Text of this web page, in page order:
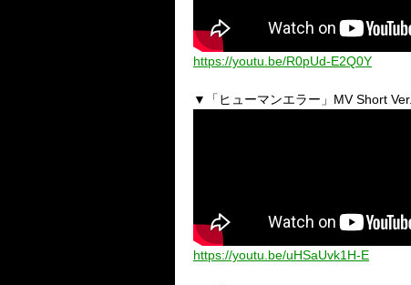
https://youtu.be/R0pUd-E2Q0Y
▼「ヒューマンエラー」 MV Short Ver.
https://youtu.be/uHSaUvk1H-E